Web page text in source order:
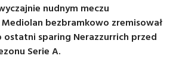
nudnym meczu
bezbramkowo zremisował
ostatni sparing Nerazzurrich przed
Serie A.